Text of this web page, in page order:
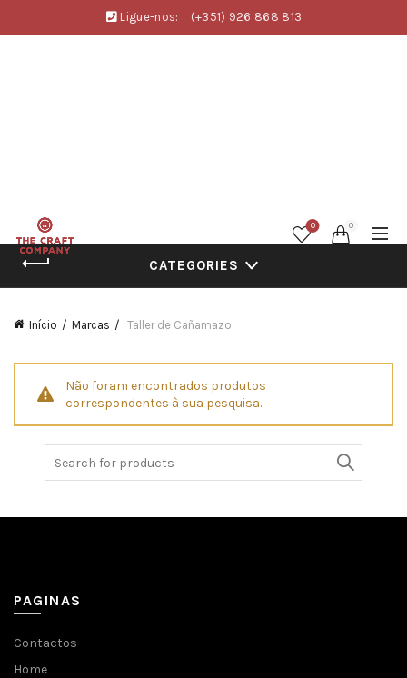
Ligue-nos: (+351) 926 868 813
0 0
CATEGORIES
Início Marcas Taller de Cañamazo
Não foram encontrados produtos
correspondentes à sua pesquisa.
PAGINAS
Contactos
Home